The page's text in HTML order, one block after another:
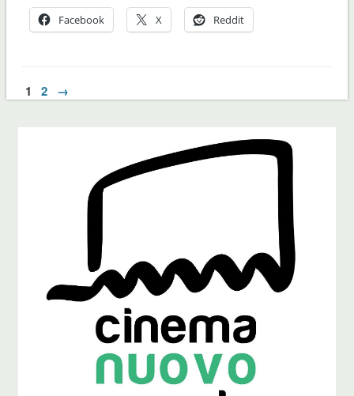
Facebook X Reddit
1 2 →